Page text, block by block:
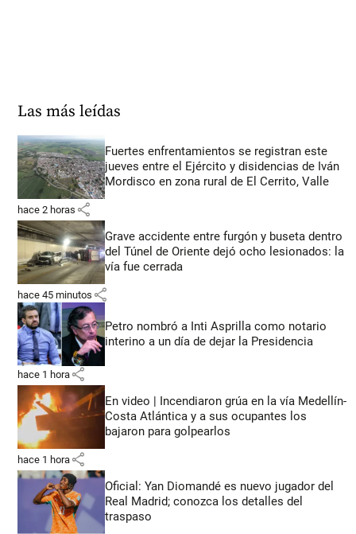
Las más leídas
Fuertes enfrentamientos se registran este
jueves entre el Ejército y disidencias de Iván
Mordisco en zona rural de El Cerrito, Valle
hace 2 horas share
Grave accidente entre furgón y buseta dentro
del Túnel de Oriente dejó ocho lesionados: la
vía fue cerrada
hace 45 minutos share
Petro nombró a Inti Asprilla como notario
interino a un día de dejar la Presidencia
hace 1 hora share
En video | Incendiaron grúa en la vía Medellín-
Costa Atlántica y a sus ocupantes los
bajaron para golpearlos
hace 1 hora share
Oficial: Yan Diomandé es nuevo jugador del
Real Madrid; conozca los detalles del
traspaso